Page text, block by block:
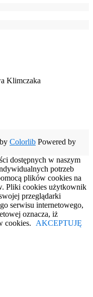
Klimczaka
Colorlib Powered by
dostępnych w naszym
potrzeb
plików cookies na
Pliki cookies użytkownik
przeglądarki
serwisu internetowego,
oznacza, iż
cookies.
AKCEPTUJĘ